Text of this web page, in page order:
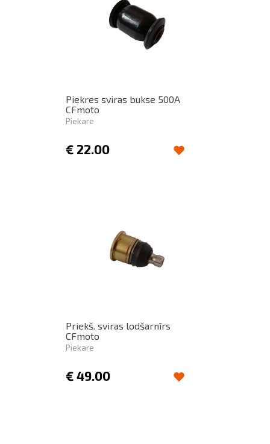
Piekres sviras bukse 500A
CFmoto
Piekare
€ 22.00
Priekš. sviras lodšarnīrs
CFmoto
Piekare
€ 49.00